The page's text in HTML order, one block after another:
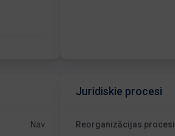
Nav
Juridiskie procesi
Reorganizācijas procesi